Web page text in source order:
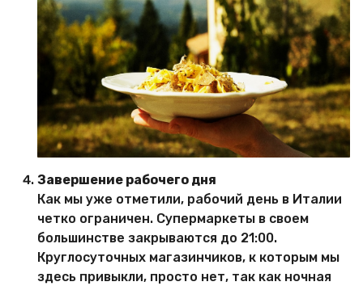
Завершение рабочего дня
Как мы уже отметили, рабочий день в Италии
четко ограничен. Супермаркеты в своем
большинстве закрываются до 21:00.
Круглосуточных магазинчиков, к которым мы
здесь привыкли, просто нет, так как ночная